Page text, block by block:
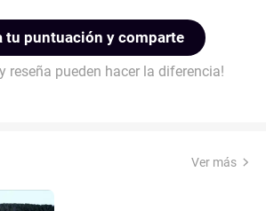
tu puntuación y comparte
reseña pueden hacer la diferencia!
Ver más